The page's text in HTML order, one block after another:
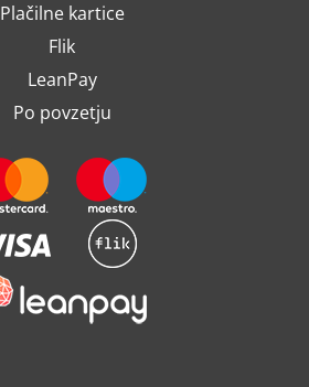
Plačilne kartice
Flik
LeanPay
Po povzetju